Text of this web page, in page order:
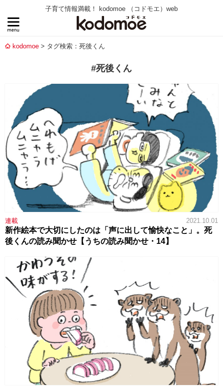
子育て情報満載！ kodomoe （コドモエ）web
kodomoe タグ検索：死後くん
#死後くん
連載 2021.10.01
新作絵本で大切にしたのは「声に出して愉快なこと」。死
後くんの読み聞かせ【うちの読み聞かせ・14】